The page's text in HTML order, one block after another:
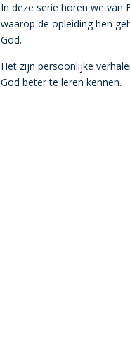
In deze serie horen we van
waarop de opleiding hen
God.
Het zijn persoonlijke
God beter te leren kennen.